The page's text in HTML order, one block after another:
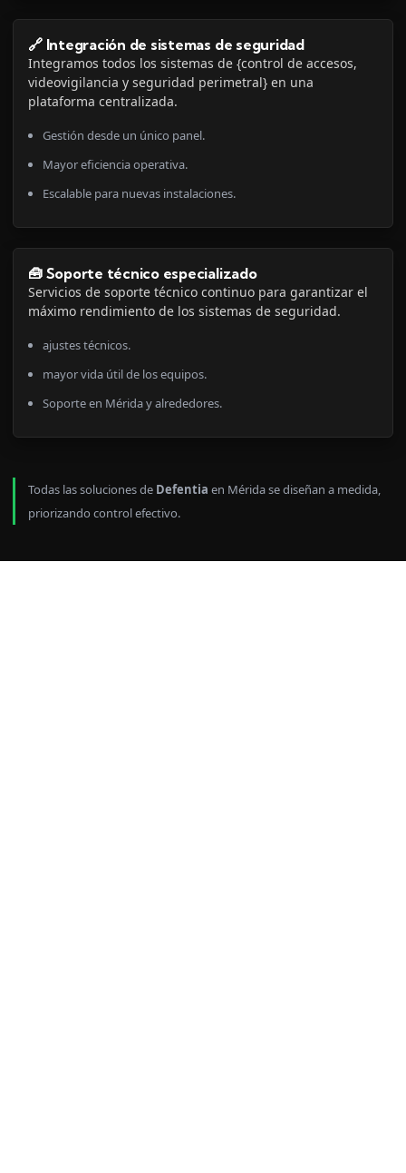
🔗 Integración de sistemas de seguridad
Integramos todos los sistemas de {control de accesos,
videovigilancia y seguridad perimetral} en una
plataforma centralizada.
Gestión desde un único panel.
Mayor eficiencia operativa.
Escalable para nuevas instalaciones.
🧰 Soporte técnico especializado
Servicios de soporte técnico continuo para garantizar el
máximo rendimiento de los sistemas de seguridad.
ajustes técnicos.
mayor vida útil de los equipos.
Soporte en Mérida y alrededores.
Todas las soluciones de Defentia en Mérida se diseñan a medida,
priorizando control efectivo.